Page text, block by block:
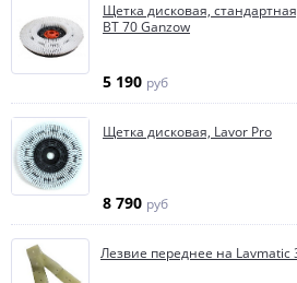
Щетка дисковая,
ВТ 70 Ganzow
5 190 руб
Щетка дисковая, Lavor Pro
8 790 руб
Лезвие переднее на Lavmatic